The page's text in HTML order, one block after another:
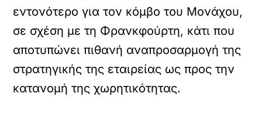
εντονότερο για τον κόμβο του Μονάχου,
σε σχέση με τη Φρανκφούρτη, κάτι που
αποτυπώνει πιθανή αναπροσαρμογή της
στρατηγικής της εταιρείας ως προς την
κατανομή της χωρητικότητας.